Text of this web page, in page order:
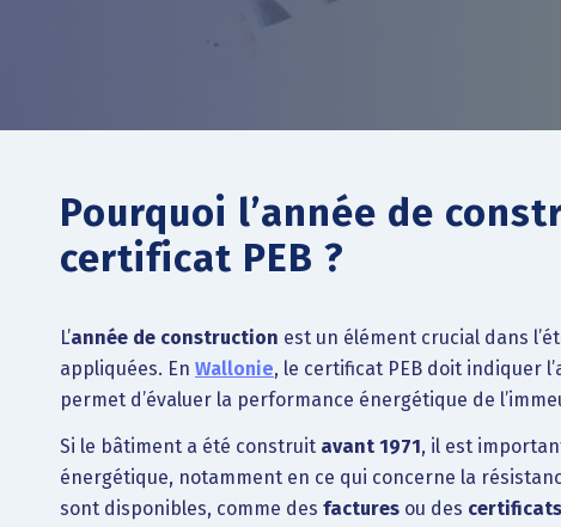
Pourquoi l’année de
certificat PEB ?
L’année de construction est un élément crucial dans
appliquées. En Wallonie, le certificat PEB doit indiquer
permet d’évaluer la performance énergétique de
Si le bâtiment a été construit avant 1971, il est
énergétique, notamment en ce qui concerne la
sont disponibles, comme des factures ou des